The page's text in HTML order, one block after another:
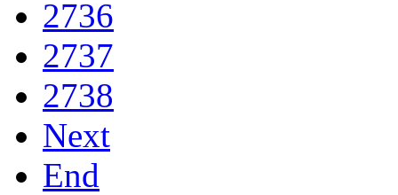
2736
2737
2738
Next
End